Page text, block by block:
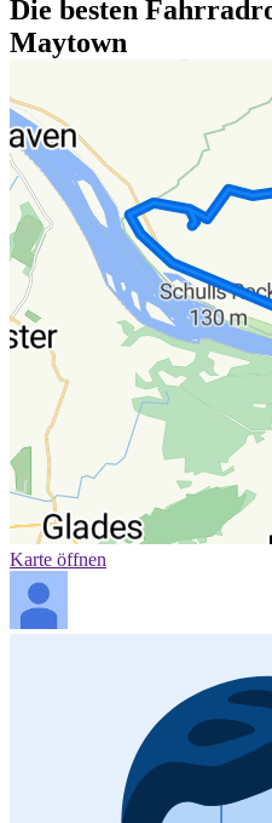
Die besten
Maytown
Karte öffnen